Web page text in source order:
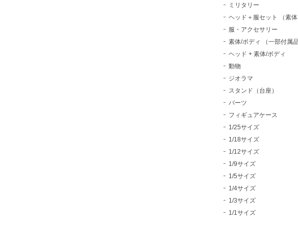
ミリタリー
ヘッド＋服セット （素体
服・アクセサリー
素体/ボディ （一部付属品
ヘッド + 素体/ボディ
動物
ジオラマ
スタンド（台座）
パーツ
フィギュアケース
1/25サイズ
1/18サイズ
1/12サイズ
1/9サイズ
1/5サイズ
1/4サイズ
1/3サイズ
1/1サイズ